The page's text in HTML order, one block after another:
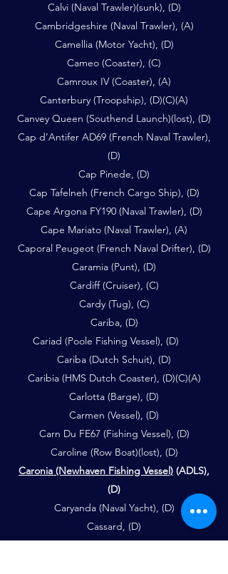
Calvi (Naval Trawler)(sunk), (D)
Cambridgeshire (Naval Trawler), (A)
Camellia (Motor Yacht), (D)
Cameo (Coaster), (C)
Camroux IV (Coaster), (A)
Canterbury (Troopship), (D)(C)(A)
Canvey Queen (Southend Launch)(lost), (D)
Cap d’Antifer AD69 (French Naval Trawler),
(D)
Cap Pinede, (D)
Cap Tafelneh (French Cargo Ship), (D)
Cape Argona FY190 (Naval Trawler), (D)
Cape Mariato (Naval Trawler), (A)
Caporal Peugeot (French Naval Drifter), (D)
Caramia (Punt), (D)
Cardiff (Cruiser), (C)
Cardy (Tug), (C)
Cariba, (D)
Cariad (Poole Fishing Vessel), (D)
Cariba (Dutch Schuit), (D)
Caribia (HMS Dutch Coaster), (D)(C)(A)
Carlotta (Barge), (D)
Carmen (Vessel), (D)
Carn Du FE67 (Fishing Vessel), (D)
Caroline (Row Boat)(lost), (D)
Caronia (Newhaven Fishing Vessel) (ADLS),
(D)
Caryanda (Naval Yacht), (D)
Cassard, (D)
Castilian, (A)